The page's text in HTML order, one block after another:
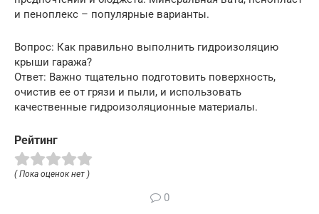
и пеноплекс – популярные варианты.
Вопрос: Как правильно выполнить гидроизоляцию
крыши гаража?
Ответ: Важно тщательно подготовить поверхность,
очистив ее от грязи и пыли, и использовать
качественные гидроизоляционные материалы.
Рейтинг
( Пока оценок нет )
0